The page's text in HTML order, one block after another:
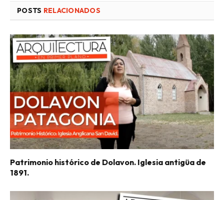
POSTS RELACIONADOS
Patrimonio histórico de Dolavon. Iglesia antigüa de
1891.